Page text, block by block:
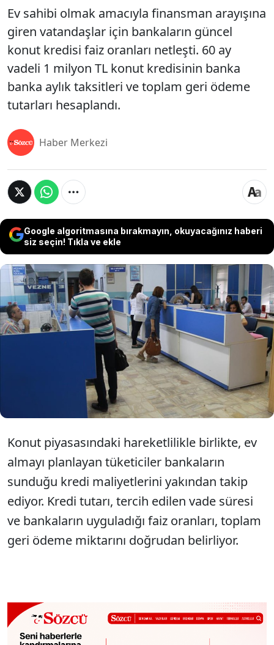
Ev sahibi olmak amacıyla finansman arayışına
giren vatandaşlar için bankaların güncel
konut kredisi faiz oranları netleşti. 60 ay
vadeli 1 milyon TL konut kredisinin banka
banka aylık taksitleri ve toplam geri ödeme
tutarları hesaplandı.
Haber Merkezi
Google algoritmasına bırakmayın, okuyacağınız haberi
siz seçin! Tıkla ve ekle
Ev sahibi olmak amacıyla finansman arayışına
giren vatandaşlar için bankaların güncel konut
kredisi faiz oranları netleşti. 60 ay vadeli 1
milyon TL konut kredisinin banka banka aylık
taksitleri ve toplam geri ödeme tutarları
hesaplandı.
Konut piyasasındaki hareketlilikle birlikte, ev
almayı planlayan tüketiciler bankaların
sunduğu kredi maliyetlerini yakından takip
ediyor. Kredi tutarı, tercih edilen vade süresi
ve bankaların uyguladığı faiz oranları, toplam
geri ödeme miktarını doğrudan belirliyor.